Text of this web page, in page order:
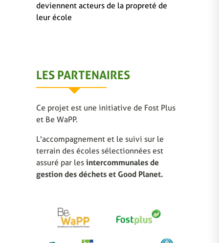
deviennent acteurs de la propreté de
leur école
LES PARTENAIRES
Ce projet est une initiative de Fost Plus
et Be WaPP.
L'accompagnement et le suivi sur le
terrain des écoles sélectionnées est
assuré par les intercommunales de
gestion des déchets et Good Planet.